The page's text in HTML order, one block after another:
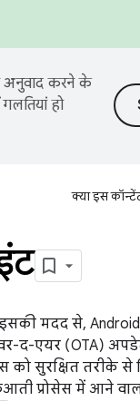
अनुवाद करने के
हो
क्या इस
मदद से, Android
एयर (OTA) अपडेट
को सुरक्षित तरीके
प्रोसेस में आने